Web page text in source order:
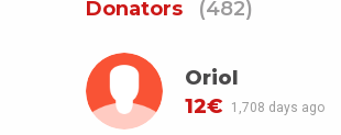
Donators (482)
Oriol
12€
1,708 days ago